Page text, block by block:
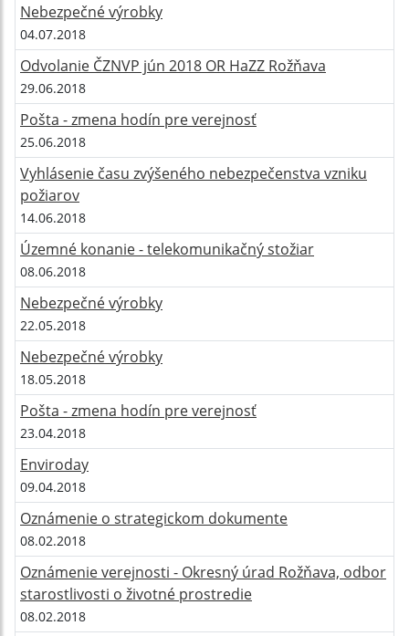
Nebezpečné výrobky
04.07.2018
Odvolanie ČZNVP jún 2018 OR HaZZ Rožňava
29.06.2018
Pošta - zmena hodín pre verejnosť
25.06.2018
Vyhlásenie času zvýšeného nebezpečenstva vzniku
požiarov
14.06.2018
Územné konanie - telekomunikačný stožiar
08.06.2018
Nebezpečné výrobky
22.05.2018
Nebezpečné výrobky
18.05.2018
Pošta - zmena hodín pre verejnosť
23.04.2018
Enviroday
09.04.2018
Oznámenie o strategickom dokumente
08.02.2018
Oznámenie verejnosti - Okresný úrad Rožňava, odbor
starostlivosti o životné prostredie
08.02.2018